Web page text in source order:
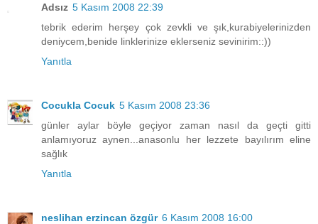
Adsız 5 Kasım 2008 22:39
tebrik ederim herşey çok zevkli ve şık,kurabiyelerinizden
deniycem,benide linklerinize eklerseniz sevinirim::))
Yanıtla
Cocukla Cocuk 5 Kasım 2008 23:36
günler aylar böyle geçiyor zaman nasıl da geçti gitti
anlamıyoruz aynen...anasonlu her lezzete bayılırım eline
sağlık
Yanıtla
neslihan erzincan özgür 6 Kasım 2008 16:00